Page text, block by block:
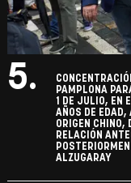
5.
PAMPLONA
1 DE JULIO, EN
AÑOS DE
ORIGEN CHINO,
RELACIÓN
ALZUGARAY